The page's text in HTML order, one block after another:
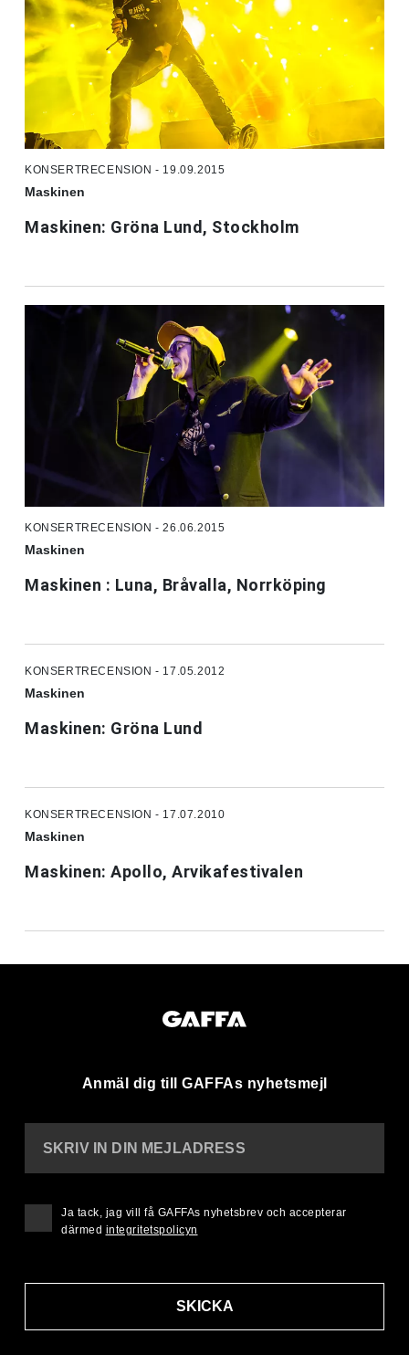
KONSERTRECENSION - 19.09.2015
Maskinen
Maskinen: Gröna Lund, Stockholm
KONSERTRECENSION - 26.06.2015
Maskinen
Maskinen : Luna, Bråvalla, Norrköping
KONSERTRECENSION - 17.05.2012
Maskinen
Maskinen: Gröna Lund
KONSERTRECENSION - 17.07.2010
Maskinen
Maskinen: Apollo, Arvikafestivalen
Anmäl dig till GAFFAs nyhetsmejl
SKRIV IN DIN MEJLADRESS
SKICKA
Ja tack, jag vill få GAFFAs nyhetsbrev och accepterar
därmed integritetspolicyn